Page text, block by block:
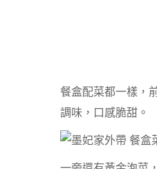
餐盒配菜都一樣，
調味，口感脆甜。